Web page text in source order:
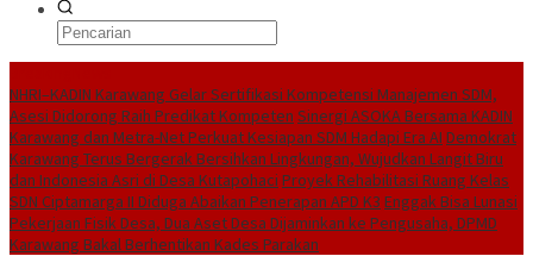
NHRI–KADIN Karawang Gelar Sertifikasi Kompetensi Manajemen SDM,
Asesi Didorong Raih Predikat Kompeten Sinergi ASOKA Bersama KADIN
Karawang dan Metra-Net Perkuat Kesiapan SDM Hadapi Era AI Demokrat
Karawang Terus Bergerak Bersihkan Lingkungan, Wujudkan Langit Biru
dan Indonesia Asri di Desa Kutapohaci Proyek Rehabilitasi Ruang Kelas
SDN Ciptamarga II Diduga Abaikan Penerapan APD K3 Enggak Bisa Lunasi
Pekerjaan Fisik Desa, Dua Aset Desa Dijaminkan ke Pengusaha, DPMD
Karawang Bakal Berhentikan Kades Parakan